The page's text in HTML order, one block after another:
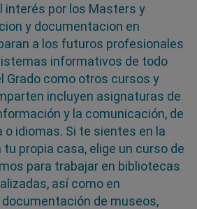
interés por los Masters y
y documentacion en
a los futuros profesionales
informativos de todo
Grado como otros cursos y
incluyen asignaturas de
y la comunicación, de
o idiomas. Si te sientes en la
propia casa, elige un curso de
para trabajar en bibliotecas
así como en
de museos,